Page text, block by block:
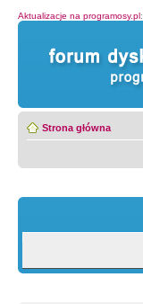
Aktualizacje na programosy.pl:
Strona główna